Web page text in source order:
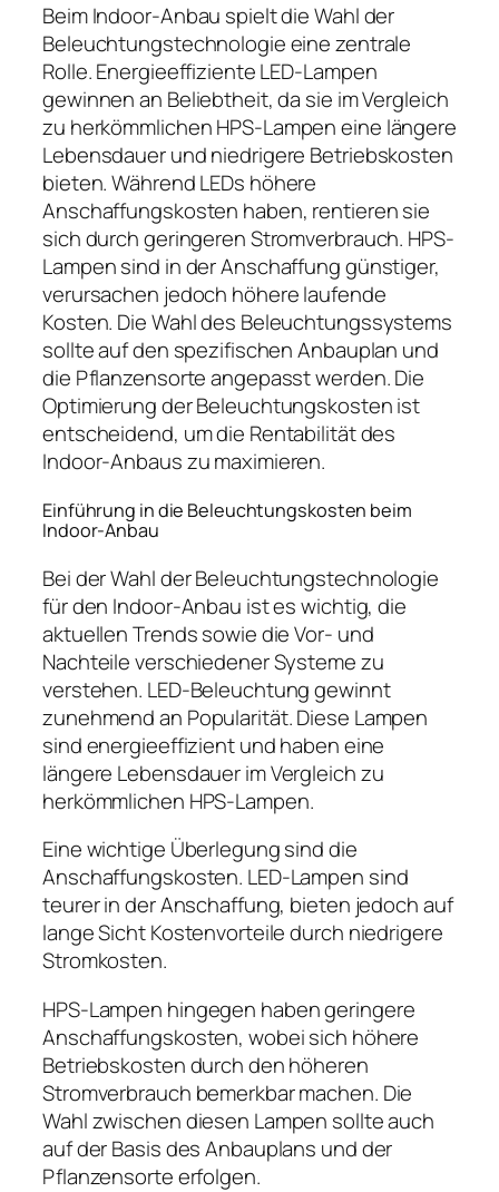
Beim Indoor-Anbau spielt die Wahl der
Beleuchtungstechnologie eine zentrale
Rolle. Energieeffiziente LED-Lampen
gewinnen an Beliebtheit, da sie im Vergleich
zu herkömmlichen HPS-Lampen eine längere
Lebensdauer und niedrigere Betriebskosten
bieten. Während LEDs höhere
Anschaffungskosten haben, rentieren sie
sich durch geringeren Stromverbrauch. HPS-
Lampen sind in der Anschaffung günstiger,
verursachen jedoch höhere laufende
Kosten. Die Wahl des Beleuchtungssystems
sollte auf den spezifischen Anbauplan und
die Pflanzensorte angepasst werden. Die
Optimierung der Beleuchtungskosten ist
entscheidend, um die Rentabilität des
Indoor-Anbaus zu maximieren.
Einführung in die Beleuchtungskosten beim
Indoor-Anbau
Bei der Wahl der Beleuchtungstechnologie
für den Indoor-Anbau ist es wichtig, die
aktuellen Trends sowie die Vor- und
Nachteile verschiedener Systeme zu
verstehen. LED-Beleuchtung gewinnt
zunehmend an Popularität. Diese Lampen
sind energieeffizient und haben eine
längere Lebensdauer im Vergleich zu
herkömmlichen HPS-Lampen.
Eine wichtige Überlegung sind die
Anschaffungskosten. LED-Lampen sind
teurer in der Anschaffung, bieten jedoch auf
lange Sicht Kostenvorteile durch niedrigere
Stromkosten.
HPS-Lampen hingegen haben geringere
Anschaffungskosten, wobei sich höhere
Betriebskosten durch den höheren
Stromverbrauch bemerkbar machen. Die
Wahl zwischen diesen Lampen sollte auch
auf der Basis des Anbauplans und der
Pflanzensorte erfolgen.